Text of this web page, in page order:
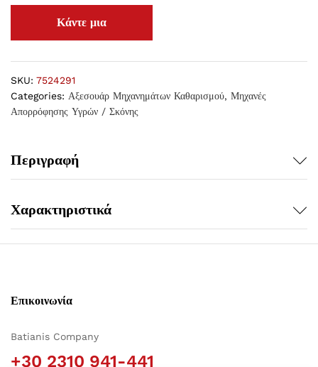
SKU: 7524291
Categories: Αξεσουάρ Μηχανημάτων Καθαρισμού, Μηχανές
Απορρόφησης Υγρών / Σκόνης
Περιγραφή
Χαρακτηριστικά
Επικοινωνία
Batianis Company
+30 2310 941-441